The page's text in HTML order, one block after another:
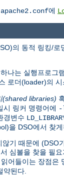
apache2.conf에
의 동적 링킹/로
나는 실행프로그
로더(loader)의
(shared libraries)
시 링커 명령어에 -
경변수
을 DSO에서 찾게
기 때문에
심볼을 찾을 필
어들이는 장점
약된다.